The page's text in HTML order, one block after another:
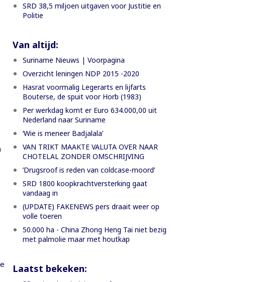
SRD 38,5 miljoen uitgaven voor Justitie en
Politie
Van altijd:
Suriname Nieuws | Voorpagina
Overzicht leningen NDP 2015 -2020
Hasrat voormalig Legerarts en lijfarts
Bouterse, de spuit voor Horb (1983)
Per werkdag komt er Euro 634.000,00 uit
Nederland naar Suriname
‘Wie is meneer Badjalala’
VAN TRIKT MAAKTE VALUTA OVER NAAR
CHOTELAL ZONDER OMSCHRIJVING
’Drugsroof is reden van coldcase-moord’
SRD 1800 koopkrachtversterking gaat
vandaag in
(UPDATE) FAKENEWS pers draait weer op
volle toeren
50.000 ha - China Zhong Heng Tai niet bezig
met palmolie maar met houtkap
Laatst bekeken: